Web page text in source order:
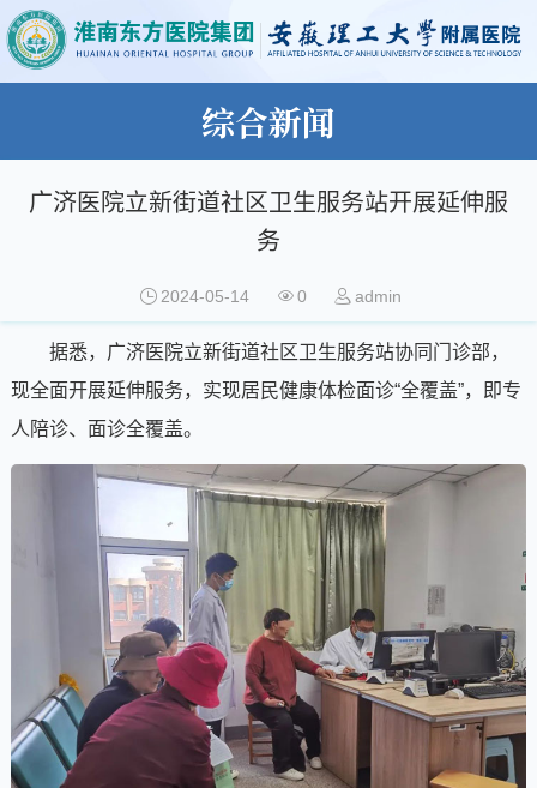
综合新闻
广济医院立新街道社区卫生服务站开展延伸服
务
2024-05-14 0 admin
据悉，广济医院立新街道社区卫生服务站协同门诊部，
现全面开展延伸服务，实现居民健康体检面诊“全覆盖”，即专
人陪诊、面诊全覆盖。